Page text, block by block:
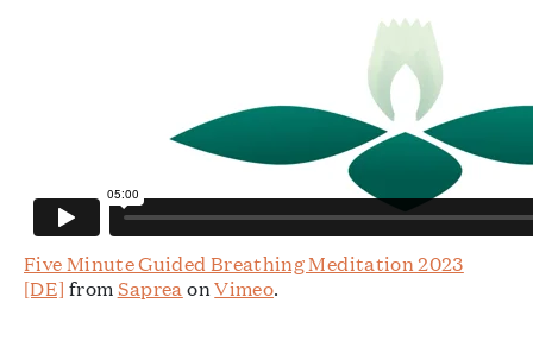
Five Minute Guided Breathing Meditation 2023
[DE] fromSapreaonVimeo.